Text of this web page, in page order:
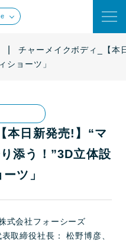
チャーメイクボディ_【本
ショーツ」
本日新発売!】“マ
添う！”3D立体設
ツ」
式会社フォーシーズ
取締役社長： 松野博彦、